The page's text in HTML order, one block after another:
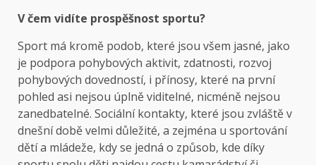
V čem vidíte prospěšnost sportu?
Sport má kromě podob, které jsou všem jasné, jako
je podpora pohybových aktivit, zdatnosti, rozvoj
pohybových dovedností, i přínosy, které na první
pohled asi nejsou úplně viditelné, nicméně nejsou
zanedbatelné. Sociální kontakty, které jsou zvláště v
dnešní době velmi důležité, a zejména u sportování
dětí a mládeže, kdy se jedná o způsob, kde díky